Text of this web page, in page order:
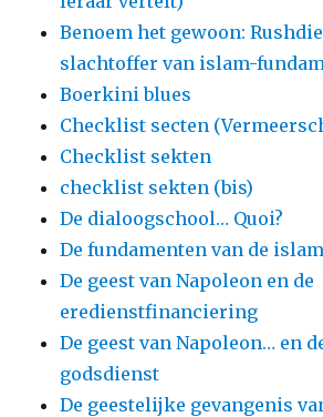
Benoem het gewoon:
slachtoffer van islam-
Boerkini blues
Checklist secten
Checklist sekten
checklist sekten (bis)
De dialoogschool… Quoi?
De fundamenten van de islam
De geest van Napoleon en de
eredienstfinanciering
De geest van Napoleon… en
godsdienst
De geestelijke gevangenis